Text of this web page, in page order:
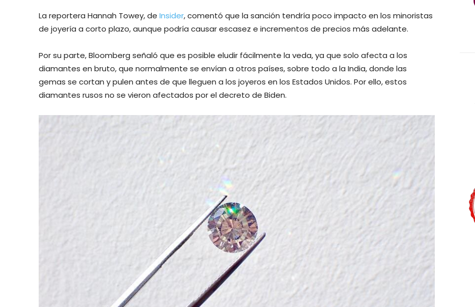
La reportera Hannah Towey, de Insider, comentó que la sanción tendría poco impacto en los minoristas
de joyería a corto plazo, aunque podría causar escasez e incrementos de precios más adelante.
Por su parte, Bloomberg señaló que es posible eludir fácilmente la veda, ya que solo afecta a los
diamantes en bruto, que normalmente se envían a otros países, sobre todo a la India, donde las
gemas se cortan y pulen antes de que lleguen a los joyeros en los Estados Unidos. Por ello, estos
diamantes rusos no se vieron afectados por el decreto de Biden.